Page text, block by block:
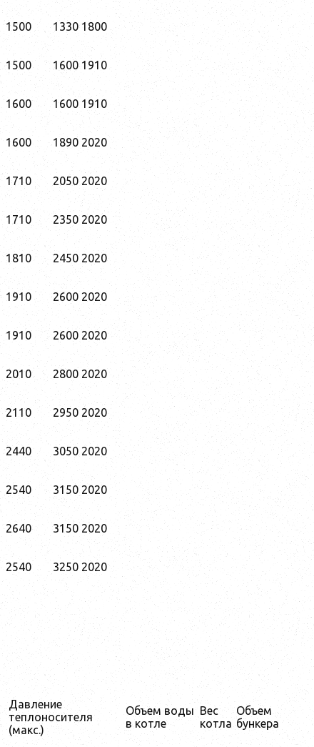
1500 1330 1800
1500 1600 1910
1600 1600 1910
1600 1890 2020
1710 2050 2020
1710 2350 2020
1810 2450 2020
1910 2600 2020
1910 2600 2020
2010 2800 2020
2110 2950 2020
2440 3050 2020
2540 3150 2020
2640 3150 2020
2540 3250 2020
Давление
теплоносителя
(макс.)
Объем воды
в котле
Вес
котла
Объем
бункера